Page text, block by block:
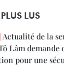
LUS
Actualité de la
Lâm demande
pour une